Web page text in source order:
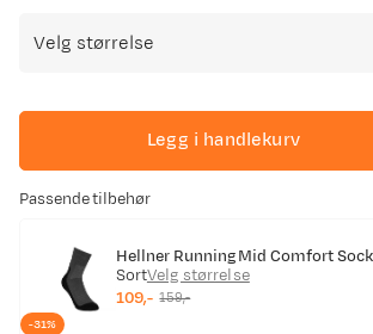
Velg størrelse
Legg i handlekurv
Passende tilbehør
Hellner Running Mid Comfort
SortVelg størrelse
discounted
109,-
original
159,-
-31%